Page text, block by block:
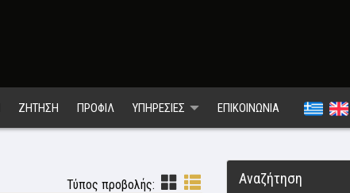
ΖΗΤΗΣΗ ΠΡΟΦΙΛ ΥΠΗΡΕΣΙΕΣ ΕΠΙΚΟΙΝΩΝΙΑ
Τύπος προβολής:
Αναζήτηση